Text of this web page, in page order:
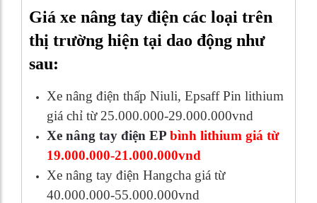
Giá xe nâng tay điện các loại trên
thị trường hiện tại dao động như
sau:
Xe nâng điện thấp Niuli, Epsaff Pin lithium
giá chỉ từ 25.000.000-29.000.000vnd
Xe nâng tay điện EP bình lithium giá từ
19.000.000-21.000.000vnd
Xe nâng tay điện Hangcha giá từ
40.000.000-55.000.000vnd